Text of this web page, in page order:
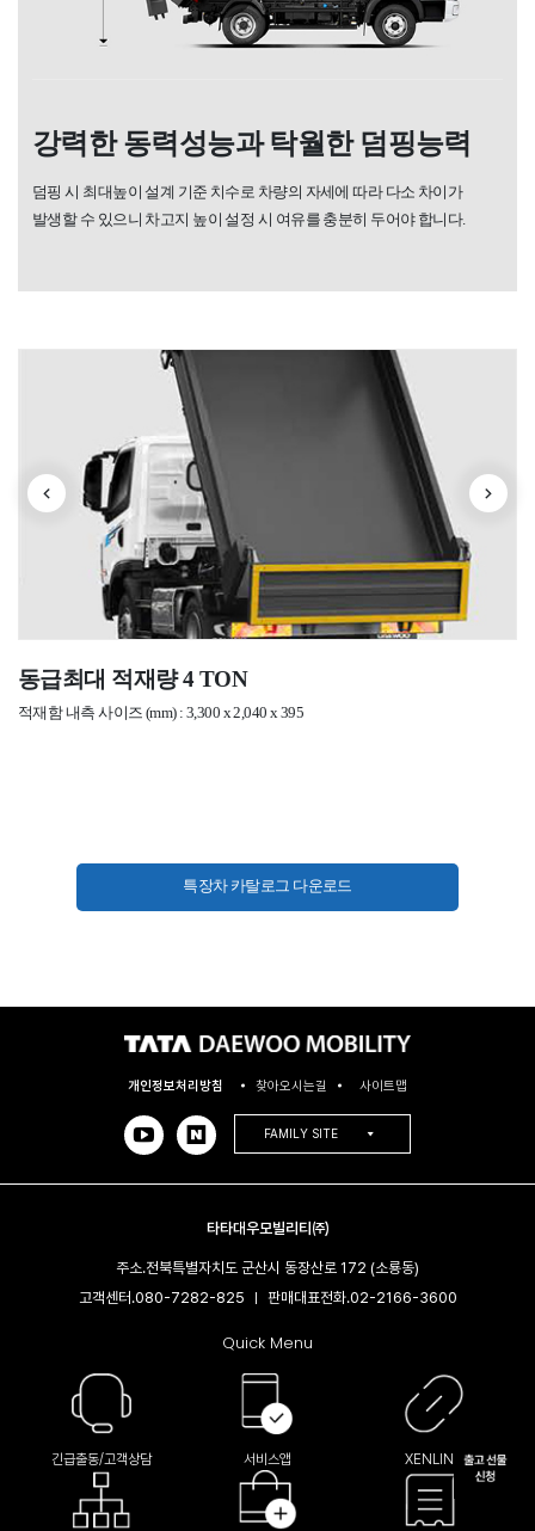
강력한 동력성능과 탁월한 덤핑능력
덤핑 시 최대높이 설계 기준 치수로 차량의 자세에 따라다소 차이가
발생할 수 있으니 차고지 높이 설정 시 여유를 충분히 두어야 합니다.
동급최대 적재량 4 TON
적재함 내측 사이즈 (mm) : 3,300 x 2,040 x 395
특장차 카탈로그 다운로드​
개인정보처리방침 찾아오시는길 사이트맵
FAMILY SITE
타타대우모빌리티㈜
주소.전북특별자치도 군산시 동장산로 172 (소룡동)
고객센터.080-7282-825 | 판매대표전화.02-2166-3600​
Quick Menu
긴급출동/고객상담 서비스앱 XENLINK